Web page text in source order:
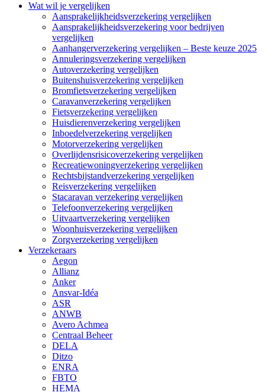
Wat wil je vergelijken
Aansprakelijkheidsverzekering vergelijken
Aansprakelijkheidsverzekering voor bedrijven
vergelijken
Aanhangerverzekering vergelijken – Beste keuze 2025
Annuleringsverzekering vergelijken
Autoverzekering vergelijken
Buitenshuisverzekering vergelijken
Bromfietsverzekering vergelijken
Caravanverzekering vergelijken
Fietsverzekering vergelijken
Huisdierenverzekering vergelijken
Inboedelverzekering vergelijken
Motorverzekering vergelijken
Overlijdensrisicoverzekering vergelijken
Recreatiewoningverzekering vergelijken
Rechtsbijstandverzekering vergelijken
Reisverzekering vergelijken
Stacaravan verzekering vergelijken
Telefoonverzekering vergelijken
Uitvaartverzekering vergelijken
Woonhuisverzekering vergelijken
Zorgverzekering vergelijken
Verzekeraars
Aegon
Allianz
Anker
Ansvar-Idéa
ASR
ANWB
Avero Achmea
Centraal Beheer
DELA
Ditzo
ENRA
FBTO
HEMA